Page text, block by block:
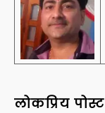
लोकप्रिय पोस्ट